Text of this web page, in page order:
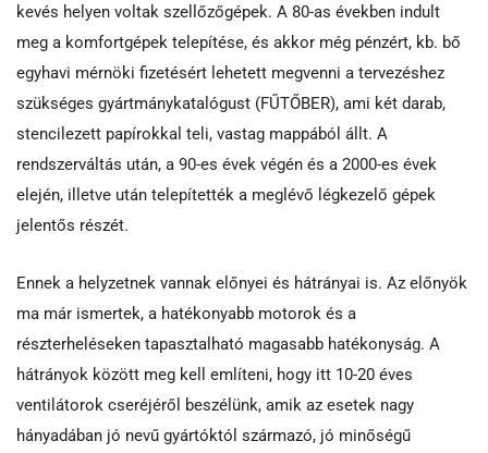
kevés helyen voltak szellőzőgépek. A 80-as években indult
meg a komfortgépek telepítése, és akkor még pénzért, kb. bő
egyhavi mérnöki fizetésért lehetett megvenni a tervezéshez
szükséges gyártmánykatalógust (FŰTŐBER), ami két darab,
stencilezett papírokkal teli, vastag mappából állt. A
rendszerváltás után, a 90-es évek végén és a 2000-es évek
elején, illetve után telepítették a meglévő légkezelő gépek
jelentős részét.
Ennek a helyzetnek vannak előnyei és hátrányai is. Az előnyök
ma már ismertek, a hatékonyabb motorok és a
részterheléseken tapasztalható magasabb hatékonyság. A
hátrányok között meg kell említeni, hogy itt 10-20 éves
ventilátorok cseréjéről beszélünk, amik az esetek nagy
hányadában jó nevű gyártóktól származó, jó minőségű